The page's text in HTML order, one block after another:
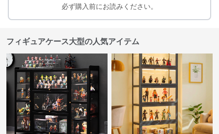
必ず購入前にお読みください。
フィギュアケース大型の人気アイテム